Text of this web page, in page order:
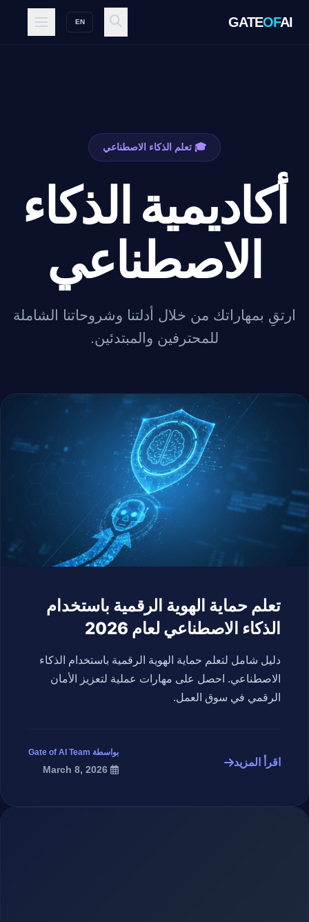
GATEOFAI
EN
🎓 تعلم الذكاء الاصطناعي
أكاديمية الذكاء
الاصطناعي
ارتقِ بمهاراتك من خلال أدلتنا وشروحاتنا الشاملة
للمحترفين والمبتدئين.
تعلم حماية الهوية الرقمية باستخدام
الذكاء الاصطناعي لعام 2026
دليل شامل لتعلم حماية الهوية الرقمية باستخدام الذكاء
الاصطناعي. احصل على مهارات عملية لتعزيز الأمان
الرقمي في سوق العمل.
اقرأ المزيد
بواسطة Gate of AI Team
March 8, 2026